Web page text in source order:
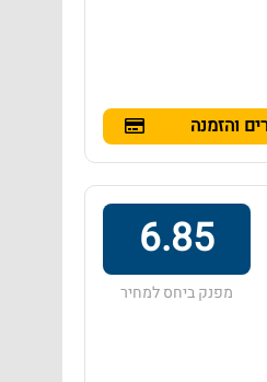
והזמנה
6.85
מפנק ביחס למחיר